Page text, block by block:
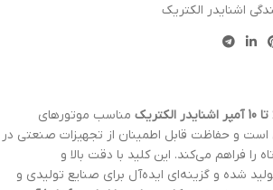
اشنایدر الکتریک
مناسب موتورهای
و حفاظت قابل اطمینان از تجهیزات صنعتی در
را فراهم می‌کند. این کلید با دقت بالا و
شده و گزینه‌ای ایده‌آل برای صنایع تولیدی و